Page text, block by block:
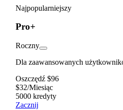
Najpopularniejszy
Pro+
Roczny
Dla zaawansowanych
Oszczędź $96
$32/Miesiąc
5000 kredyty
Zacznij